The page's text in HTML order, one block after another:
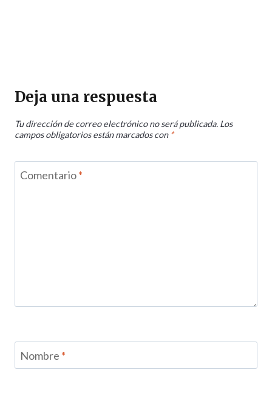
Deja una respuesta
Tu dirección de correo electrónico no será publicada. Los
campos obligatorios están marcados con *
Comentario*
Nombre *